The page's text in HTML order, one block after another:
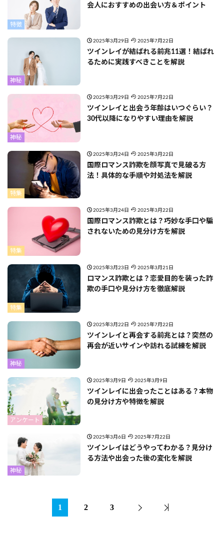
特徴
会人におすすめの出会い方＆ポイント
神秘
2025年3月29日 2025年7月22日
ツインレイが結ばれる前兆11選！結ばれ
るために実践すべきことを解説
神秘
2025年3月29日 2025年7月22日
ツインレイと出会う年齢はいつぐらい？
30代以降になりやすい理由を解説
特集
2025年3月24日 2025年3月22日
国際ロマンス詐欺を顔写真で見破る方
法！具体的な手順や対処法を解説
特集
2025年3月24日 2025年3月22日
国際ロマンス詐欺とは？巧妙な手口や騙
されないための見分け方を解説
特集
2025年3月23日 2025年3月21日
ロマンス詐欺とは？恋愛目的を装った詐
欺の手口や見分け方を徹底解説
神秘
2025年3月22日 2025年7月22日
ツインレイと再会する前兆とは？突然の
再会が近いサインや訪れる試練を解説
アンケート
2025年3月9日 2025年3月9日
ツインレイに出会ったことはある？本物
の見分け方や特徴を解説
神秘
2025年3月6日 2025年7月22日
ツインレイはどうやってわかる？見分け
る方法や出会った後の変化を解説
1 2 3